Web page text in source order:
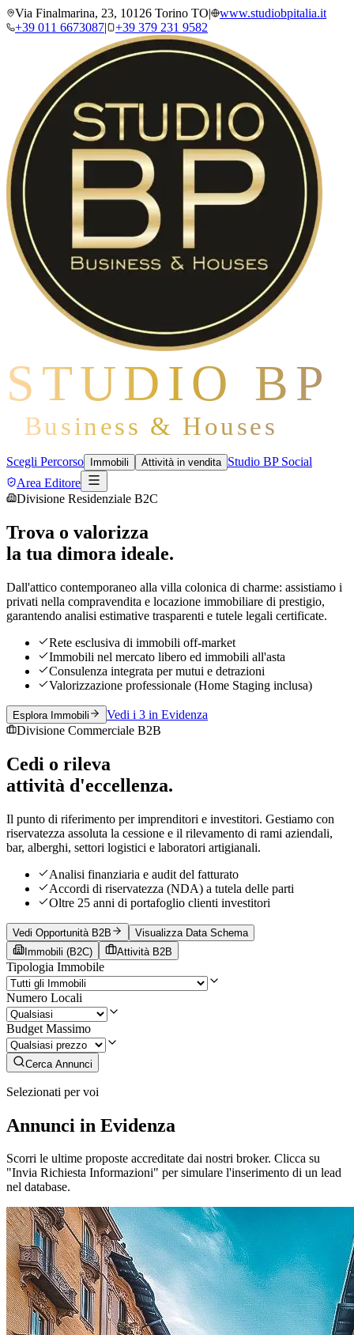
Via Finalmarina, 23, 10126 Torino TO|
www.studiobpitalia.it
+39 011 6673087| +39 379 231 9582
STUDIO BP
Business & Houses
Scegli Percorso Immobili Attività in vendita Studio BP Social
Area Editore
Divisione Residenziale B2C
Trova o valorizza
la tua dimora ideale.
Dall'attico contemporaneo alla villa colonica di charme: assistiamo i
privati nella compravendita e locazione immobiliare di prestigio,
garantendo analisi estimative trasparenti e tutele legali certificate.
Rete esclusiva di immobili off-market
Immobili nel mercato libero ed immobili all'asta
Consulenza integrata per mutui e detrazioni
Valorizzazione professionale (Home Staging inclusa)
Esplora Immobili
Vedi i 3 in Evidenza
Divisione Commerciale B2B
Cedi o rileva
attività d'eccellenza.
Il punto di riferimento per imprenditori e investitori. Gestiamo con
riservatezza assoluta la cessione e il rilevamento di rami aziendali,
bar, alberghi, settori logistici e laboratori artigianali.
Analisi finanziaria e audit del fatturato
Accordi di riservatezza (NDA) a tutela delle parti
Oltre 25 anni di portafoglio clienti investitori
Vedi Opportunità B2B
Visualizza Data Schema
Immobili (B2C)
Attività B2B
Tipologia Immobile
Numero Locali
Budget Massimo
Cerca Annunci
Selezionati per voi
Annunci in Evidenza
Scorri le ultime proposte accreditate dai nostri broker. Clicca su
"Invia Richiesta Informazioni" per simulare l'inserimento di un lead
nel database.